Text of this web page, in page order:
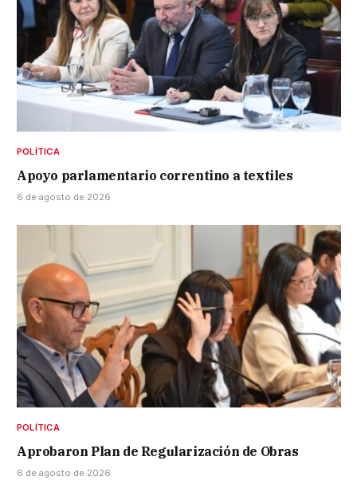
POLÍTICA
Apoyo parlamentario correntino a textiles
6 de agosto de 2026
POLÍTICA
Aprobaron Plan de Regularización de Obras
6 de agosto de 2026